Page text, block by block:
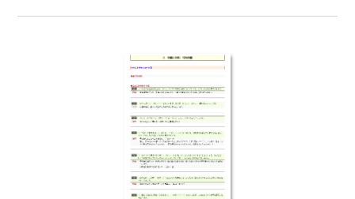
り出すことができますので、教材作成のた